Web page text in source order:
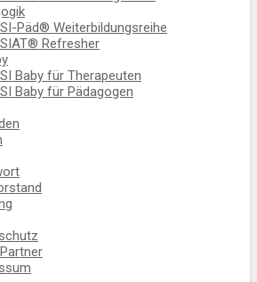
SI-Päd® Weiterbildungsreihe
SIAT® Refresher
SI Baby für Therapeuten
SI Baby für Pädagogen